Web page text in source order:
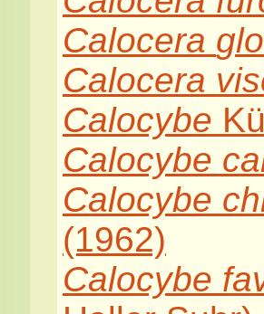
Calocera
Calocera
Calocybe
Calocybe
Calocybe
(1962)
Calocybe